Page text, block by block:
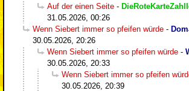
Auf der einen Seite -
31.05.2026, 00:26
Wenn Siebert immer so pfeifen würde -
30.05.2026, 20:26
Wenn Siebert immer so pfeifen würde -
30.05.2026, 20:33
Wenn Siebert immer so pfeifen
30.05.2026, 20:39